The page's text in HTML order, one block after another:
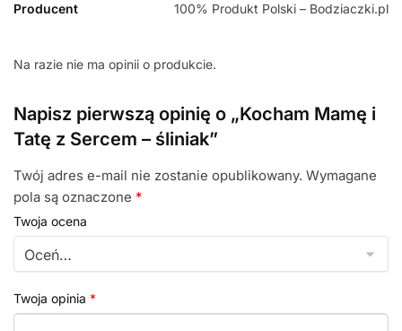
Producent 100% Produkt Polski – Bodziaczki.pl
Na razie nie ma opinii o produkcie.
Napisz pierwszą opinię o „Kocham Mamę i
Tatę z Sercem – śliniak”
Twój adres e-mail nie zostanie opublikowany. Wymagane
pola są oznaczone *
Twoja ocena
Twoja opinia *